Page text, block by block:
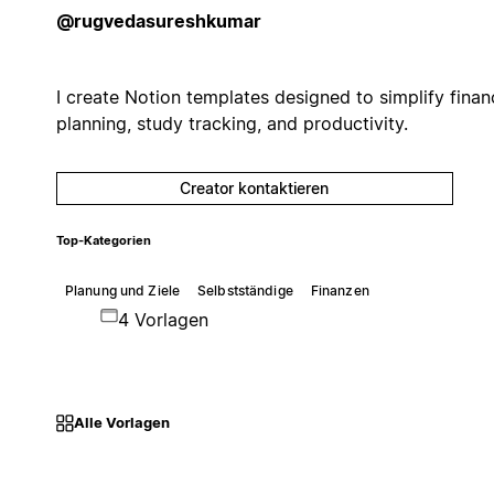
@rugvedasureshkumar
I create Notion templates designed to simplify
planning, study tracking, and productivity.
Creator kontaktieren
Top-Kategorien
Planung und Ziele Selbstständige Finanzen
4 Vorlagen
Alle Vorlagen